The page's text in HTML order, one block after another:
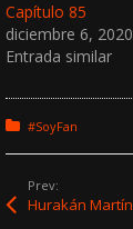
Capítulo 85
diciembre 6, 2020
Entrada similar
Posted in:
#SoyFan
Prev: